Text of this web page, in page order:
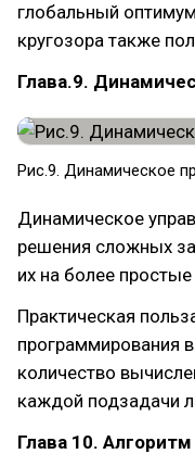
глобальный
кругозора также
Глава.9.
Рис.9. Динамическое
Динамическое
решения сложных
их на более
Практическая
программирования
количество
каждой подзадачи
Глава 10.